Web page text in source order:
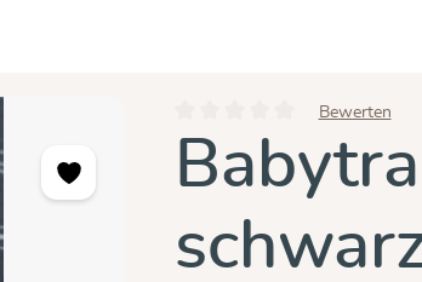
Durchschnittliche Bewertung
Bewerten